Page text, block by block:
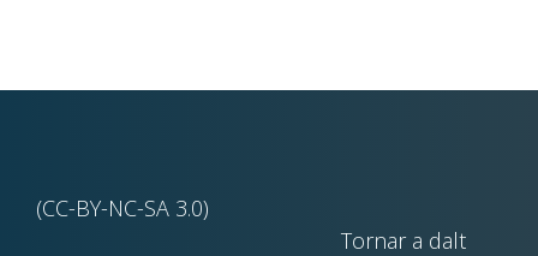
(CC-BY-NC-SA 3.0)
Tornar a dalt